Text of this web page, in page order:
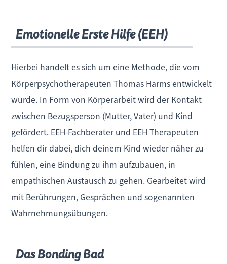
Emotionelle Erste Hilfe (EEH)
Hierbei handelt es sich um eine Methode, die vom
Körperpsychotherapeuten Thomas Harms entwickelt
wurde. In Form von Körperarbeit wird der Kontakt
zwischen Bezugsperson (Mutter, Vater) und Kind
gefördert. EEH-Fachberater und EEH Therapeuten
helfen dir dabei, dich deinem Kind wieder näher zu
fühlen, eine Bindung zu ihm aufzubauen, in
empathischen Austausch zu gehen. Gearbeitet wird
mit Berührungen, Gesprächen und sogenannten
Wahrnehmungsübungen.
Das Bonding Bad